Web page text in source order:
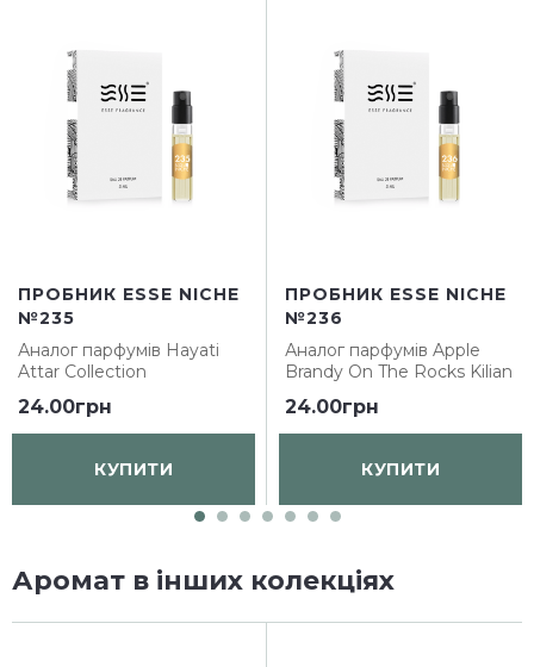
ПРОБНИК ESSE NICHE
№235
Аналог парфумів Hayati
Attar Collection
24.00грн
КУПИТИ
ПРОБНИК ESSE NICHE
№236
Аналог парфумів Apple
Brandy On The Rocks Kilian
24.00грн
КУПИТИ
Аромат в інших колекціях